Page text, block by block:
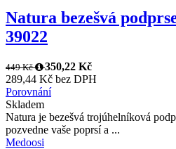
Natura bezešvá
39022
449 Kč
350,22 Kč
289,44 Kč bez DPH
Porovnání
Skladem
Natura je bezešvá trojúhelníková
pozvedne vaše poprsí a ...
Medoosi